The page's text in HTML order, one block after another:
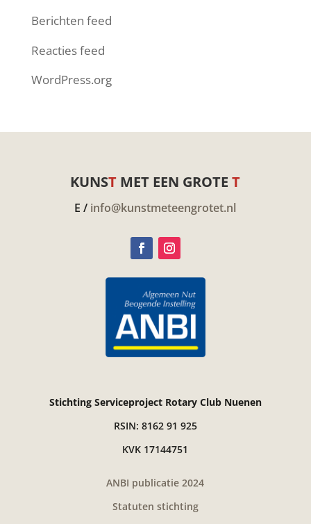
Berichten feed
Reacties feed
WordPress.org
KUNST MET EEN GROTET
E / info@kunstmeteengrotet.nl
Stichting Serviceproject Rotary Club Nuenen
RSIN: 8162 91 925
KVK 17144751
ANBI publicatie 2024
Statuten stichting